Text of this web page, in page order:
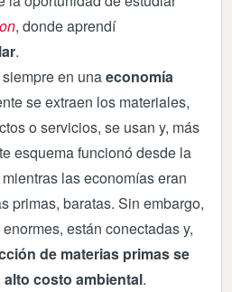
, donde aprendí
.
en unaeconomía
se extraen los materiales,
o servicios, se usan y, más
esquema funcionó desde la
las economías eran
primas, baratas. Sin embargo,
están conectadas y,
de materias primas se
costo ambiental.